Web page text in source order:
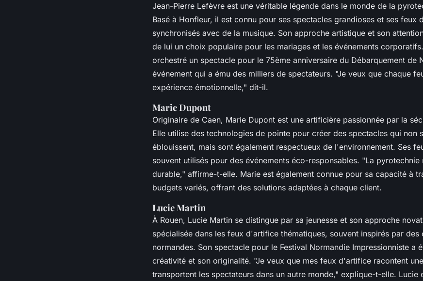
Jean-Pierre Lefèvre est une véritable légende dans le monde de la
Basé à Honfleur, il est connu pour ses spectacles grandioses et ses feux
synchronisés avec de la musique. Son approche artistique et son
de lui un choix populaire pour les mariages et les événements
orchestré un spectacle pour le 75ème anniversaire du Débarquement de
événement qui a ému des milliers de spectateurs. "Je veux que chaque
expérience émotionnelle," dit-il.
Marie Dupont
Originaire de Caen, Marie Dupont est une artificière passionnée par la
Elle utilise des technologies de pointe pour créer des spectacles qui non
éblouissent, mais sont également respectueux de l'environnement. Ses
souvent utilisés pour des événements éco-responsables. "La pyrotechnie
durable," affirme-t-elle. Marie est également connue pour sa capacité à
budgets variés, offrant des solutions adaptées à chaque client.
Lucie Martin
À Rouen, Lucie Martin se distingue par sa jeunesse et son approche
spécialisée dans les feux d'artifice thématiques, souvent inspirés par des
normandes. Son spectacle pour le Festival Normandie Impressionniste a
créativité et son originalité. "Je veux que mes feux d'artifice racontent
transportent les spectateurs dans un autre monde," explique-t-elle. Lucie